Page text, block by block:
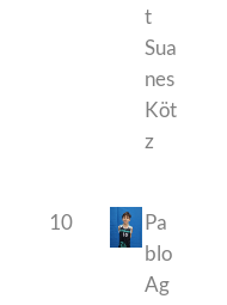
t
Sua
nes
Köt
z
10
Pa
blo
Ag